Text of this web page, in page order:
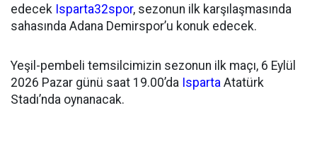
edecek Isparta32spor, sezonun ilk karşılaşmasında
sahasında Adana Demirspor’u konuk edecek.
Yeşil-pembeli temsilcimizin sezonun ilk maçı, 6 Eylül
2026 Pazar günü saat 19.00’da Isparta Atatürk
Stadı’nda oynanacak.